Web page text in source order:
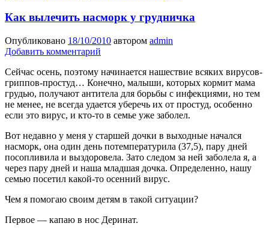
Как вылечить насморк у грудничка
Опубликовано 18/10/2010 автором admin
Добавить комментарий
Сейчас осень, поэтому начинается нашествие всяких вирусов-
гриппов-простуд… Конечно, малыши, которых кормит мама
грудью, получают антитела для борьбы с инфекциями, но тем
не менее, не всегда удается уберечь их от простуд, особенно
если это вирус, и кто-то в семье уже заболел.
Вот недавно у меня у старшей дочки в выходные начался
насморк, она один день потемпературила (37,5), пару дней
посопливила и выздоровела. Зато следом за ней заболела я, а
через пару дней и наша младшая дочка. Определенно, нашу
семью посетил какой-то осенний вирус.
Чем я помогаю своим детям в такой ситуации?
Первое — капаю в нос Деринат.